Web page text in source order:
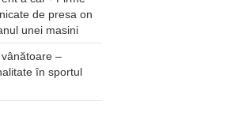
de presa on
unei masini
–
în sportul